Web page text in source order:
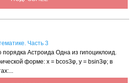
Часть 3
Астроида Одна из гипоциклоид.
форме: х = bсоs3φ, у = bsin3φ; в